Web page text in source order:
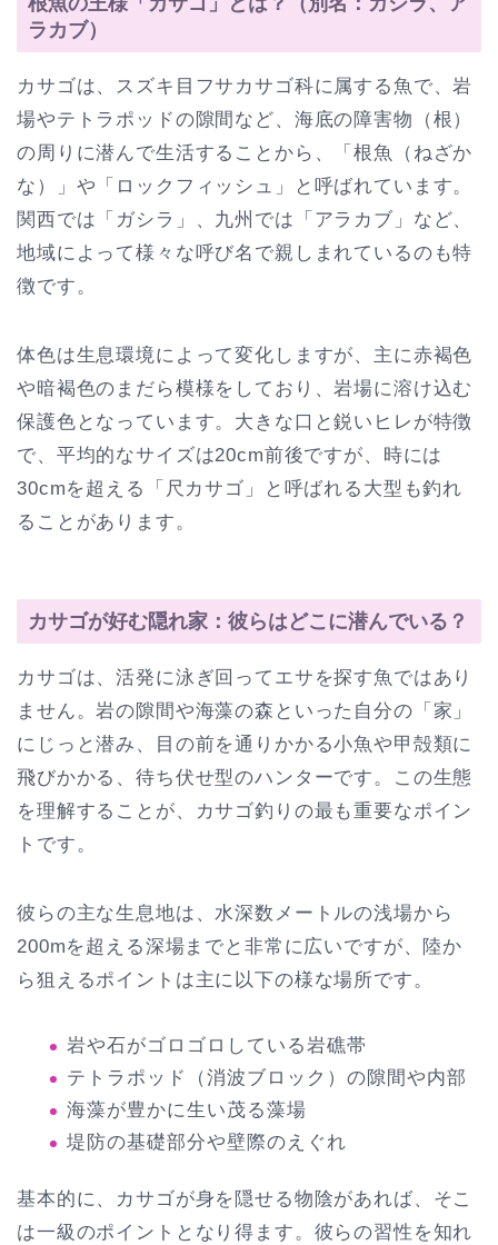
ラカブ）
カサゴは、スズキ目フサカサゴ科に属する魚で、岩
場やテトラポッドの隙間など、海底の障害物（根）
の周りに潜んで生活することから、「根魚（ねざか
な）」や「ロックフィッシュ」と呼ばれています。
関西では「ガシラ」、九州では「アラカブ」など、
地域によって様々な呼び名で親しまれているのも特
徴です。
体色は生息環境によって変化しますが、主に赤褐色
や暗褐色のまだら模様をしており、岩場に溶け込む
保護色となっています。大きな口と鋭いヒレが特徴
で、平均的なサイズは20cm前後ですが、時には
30cmを超える「尺カサゴ」と呼ばれる大型も釣れ
ることがあります。
カサゴが好む隠れ家：彼らはどこに潜んでいる？
カサゴは、活発に泳ぎ回ってエサを探す魚ではあり
ません。岩の隙間や海藻の森といった自分の「家」
にじっと潜み、目の前を通りかかる小魚や甲殻類に
飛びかかる、待ち伏せ型のハンターです。この生態
を理解することが、カサゴ釣りの最も重要なポイン
トです。
彼らの主な生息地は、水深数メートルの浅場から
200mを超える深場までと非常に広いですが、陸か
ら狙えるポイントは主に以下の様な場所です。
岩や石がゴロゴロしている岩礁帯
テトラポッド（消波ブロック）の隙間や内部
海藻が豊かに生い茂る藻場
堤防の基礎部分や壁際のえぐれ
基本的に、カサゴが身を隠せる物陰があれば、そこ
は一級のポイントとなり得ます。彼らの習性を知れ